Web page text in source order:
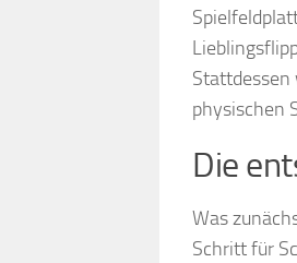
Stattdessen
physischen
Die
Was
Schritt für